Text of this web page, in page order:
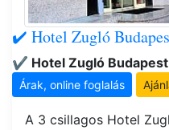
✔️ Hotel Zugló
✔️ Hotel Zugló Budapest
Árak, online foglalás
A 3 csillagos Hotel